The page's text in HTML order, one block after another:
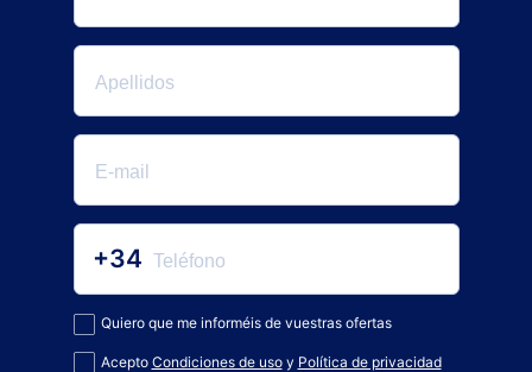
+34
Quiero que me informéis de vuestras ofertas
Acepto Condiciones de usoy Política de privacidad